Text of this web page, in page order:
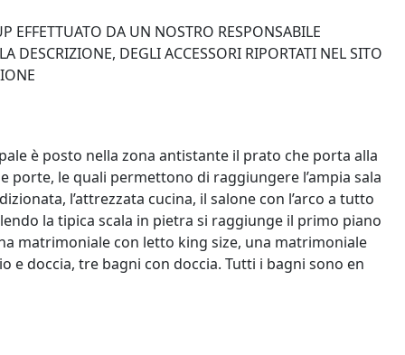
EFFETTUATO DA UN NOSTRO RESPONSABILE
DESCRIZIONE, DEGLI ACCESSORI RIPORTATI NEL SITO
è posto nella zona antistante il prato che porta alla
porte, le quali permettono di raggiungere l’ampia sala
l’attrezzata cucina, il salone con l’arco a tutto
la tipica scala in pietra si raggiunge il primo piano
matrimoniale con letto king size, una matrimoniale
e doccia, tre bagni con doccia. Tutti i bagni sono en